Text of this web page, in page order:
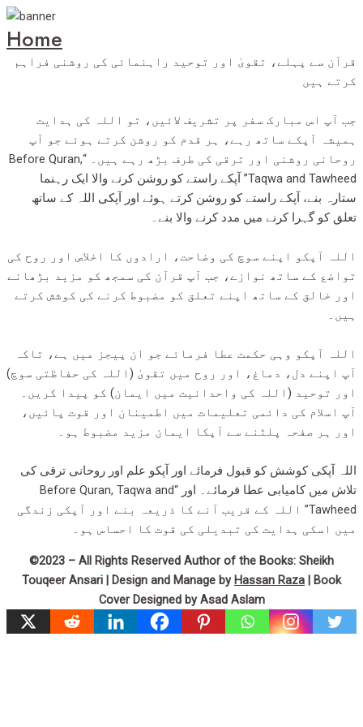
Home
قرآن سے پہلے، تقویٰ اور توحید راہنمائی کی روشنی فراہم
کرتے ہیں
جب آپ اس مبارک سفر پر تشریف لائیں، تو اللہ کی ہدایت
ہمیشہ آپکے ساتھ رہے، ہر قدم کو روشن کرتے ہوئے جو آپ
روحانی روشنی اور ترقی کی طرف بڑھ رہے ہیں۔ “Before Quran,
Taqwa and Tawheed” آپکے راستے کو روشن کرنے والا ایک رہنما
ستارہ بنے، آپکے راستے کو روشن کرتے ہوئے اور آپکی اللہ کے ساتھ
تعلق کو گہرا کرنے میں مدد کرنے والا بنے۔
اللہ آپکو اپنے سوچ کی وضاحت، ارادوں کا اخلاص اور روح کی
تواضع کے ساتھ نوازے، جب آپ قرآن کی سمجھ کو مزید بڑھانے
اور خالق کے ساتھ اپنے تعلق کو مضبوط کرنے کی کوشش کرتے
ہیں۔
اللہ آپکو وہی حکمت عطا فرمائے جو ان پیجز میں ہے، تاکہ
آپ اپنے دل، دماغ، اور روح میں تقویٰ (اللہ کی حفاظتی سوچ)
اور توحید (اللہ کی واحدانیت میں ایمان) کو پیدا کریں۔
آپ اسلام کی دائمی تعلیمات میں اطمینان اور قوت پائیں،
اور ہر صفحہ پلٹنے سے آپکا ایمان مزید مضبوط ہو۔
اللہ آپکی کوشش کو قبول فرمائے اور آپکو علم اور روحانی ترقی کی
تلاش میں کامیابی عطا فرمائے۔ اور “Before Quran, Taqwa and
Tawheed” اللہ کے قریب آنے کا ذریعہ بنے اور آپکی زندگی
میں اسکی ہدایت کی تبدیلی کی قوت کا احساس ہو۔
©2023 – All Rights Reserved Author of the Books: Sheikh
Touqeer Ansari | Design and Manage by Hassan Raza | Book
Cover Designed by Asad Aslam